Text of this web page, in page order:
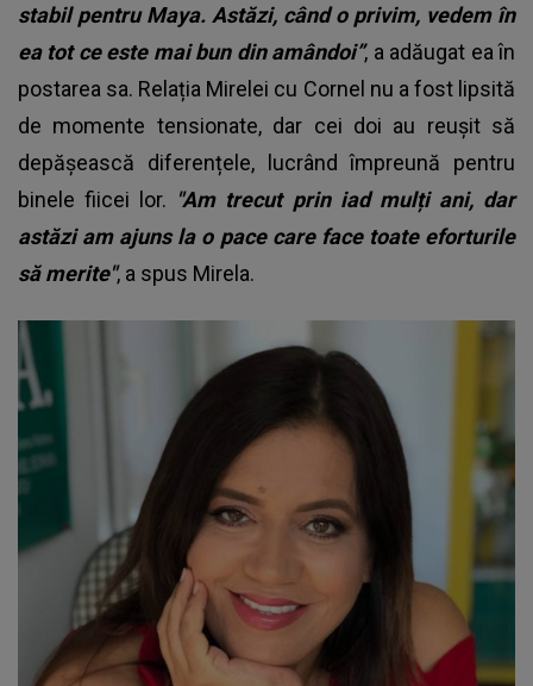
stabil pentru Maya. Astăzi, când o privim, vedem în
ea tot ce este mai bun din amândoi”, a adăugat ea în
postarea sa. Relația Mirelei cu Cornel nu a fost lipsită
de momente tensionate, dar cei doi au reușit să
depășească diferențele, lucrând împreună pentru
binele fiicei lor. "Am trecut prin iad mulți ani, dar
astăzi am ajuns la o pace care face toate eforturile
să merite", a spus Mirela.